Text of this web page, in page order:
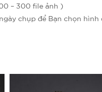
– 300 file ảnh )
chụp để Bạn chọn